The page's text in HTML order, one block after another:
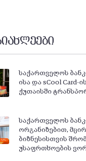
საქართველოს
ისა და sCool Card-
ქუთაისში
საქართველოს
ორგანიზებით,
ბიზნესისთვის
უსაფრთხოების